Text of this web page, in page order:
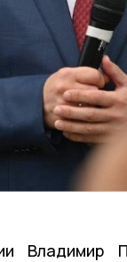
Владимир